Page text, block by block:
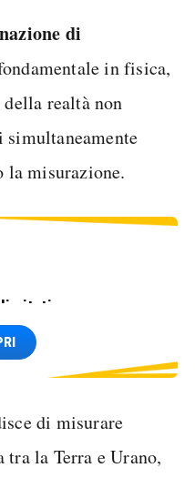
di
in fisica,
realtà non
simultaneamente
la misurazione.
di misurare
tra la Terra e Urano,